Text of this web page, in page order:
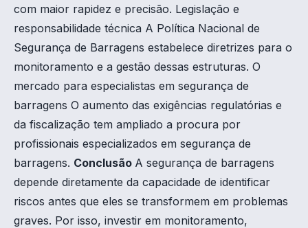
com maior rapidez e precisão. Legislação e
responsabilidade técnica A Política Nacional de
Segurança de Barragens estabelece diretrizes para o
monitoramento e a gestão dessas estruturas. O
mercado para especialistas em segurança de
barragens O aumento das exigências regulatórias e
da fiscalização tem ampliado a procura por
profissionais especializados em segurança de
barragens. Conclusão A segurança de barragens
depende diretamente da capacidade de identificar
riscos antes que eles se transformem em problemas
graves. Por isso, investir em monitoramento,